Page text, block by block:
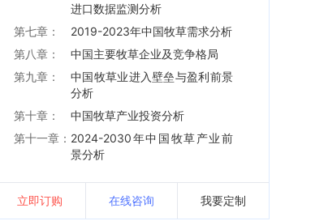
进口数据监测分析
第七章：
2019-2023年中国牧草需求分析
第八章：
中国主要牧草企业及竞争格局
第九章：
中国牧草业进入壁垒与盈利前景
分析
第十章：
中国牧草产业投资分析
第十一章： 2024-2030年中国牧草产业前
景分析
立即订购 在线咨询 我要定制